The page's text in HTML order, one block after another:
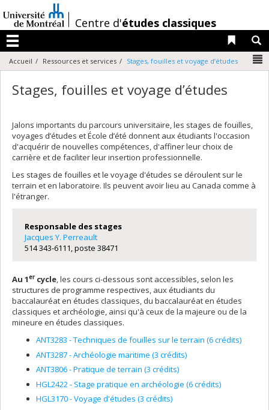
au
contenu
/
Centre d'études classiques
Menu
Liens
Accueil Ressources et services Stages, fouilles et voyage d’études
Stages, fouilles et voyage d’études
Jalons importants du parcours universitaire, les stages de fouilles,
voyages d’études et École d’été donnent aux étudiants l'occasion
d'acquérir de nouvelles compétences, d'affiner leur choix de
carrière et de faciliter leur insertion professionnelle.
Les stages de fouilles et le voyage d'études se déroulent sur le
terrain et en laboratoire. Ils peuvent avoir lieu au Canada comme à
l'étranger.
Responsable des stages
Jacques Y. Perreault
514 343-6111, poste 38471
Au 1er cycle, les cours ci-dessous sont accessibles, selon les
structures de programme respectives, aux étudiants du
baccalauréat en études classiques, du baccalauréat en études
classiques et archéologie, ainsi qu'à ceux de la majeure ou de la
mineure en études classiques.
ANT3283 - Techniques de fouilles sur le terrain (6 crédits)
ANT3287 - Archéologie maritime (3 crédits)
ANT3806 - Pratique de terrain (3 crédits)
HGL2422 - Stage pratique en archéologie (6 crédits)
HGL3170 - Voyage d'études (3 crédits)